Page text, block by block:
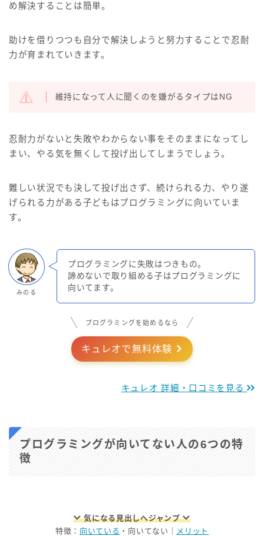
め解決することは簡単。
助けを借りつつも自分で解決しようと努力することで忍耐
力が育まれていきます。
維持になって人に聞くのを嫌がるタイプはNG
忍耐力がないと失敗やわからない事をそのままになってし
まい、やる気を無くして投げ出してしまうでしょう。
難しい状況でも決して投げ出さず、続けられる力、やり遂
げられる力がある子どもはプログラミングに向いていま
す。
みのる
プログラミングに失敗はつきもの。
諦めないで取り組める子はプログラミングに
向いてます。
プログラミングを始めるなら
キュレオで無料体験
キュレオ 詳細・口コミを見る
プログラミングが向いてない人の6つの特
徴
気になる見出しへジャンプ
特徴： 向いている ・向いてない｜
メリット